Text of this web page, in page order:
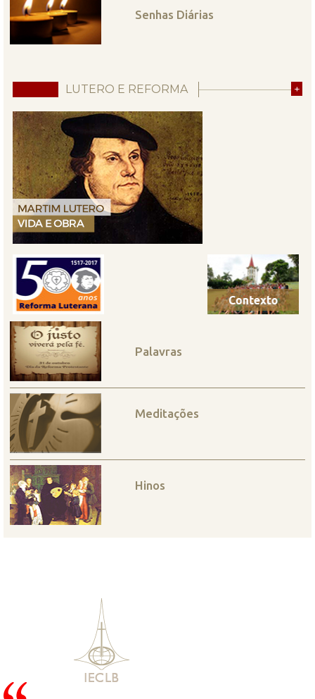
Senhas Diárias
LUTERO E REFORMA +
Palavras
Meditações
Hinos